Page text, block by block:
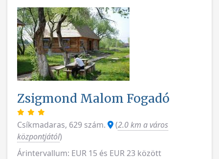
Zsigmond Malom Fogadó
Csíkmadaras, 629 szám. (2.0 km a város
központjától)
Árintervallum: EUR 15 és EUR 23 között